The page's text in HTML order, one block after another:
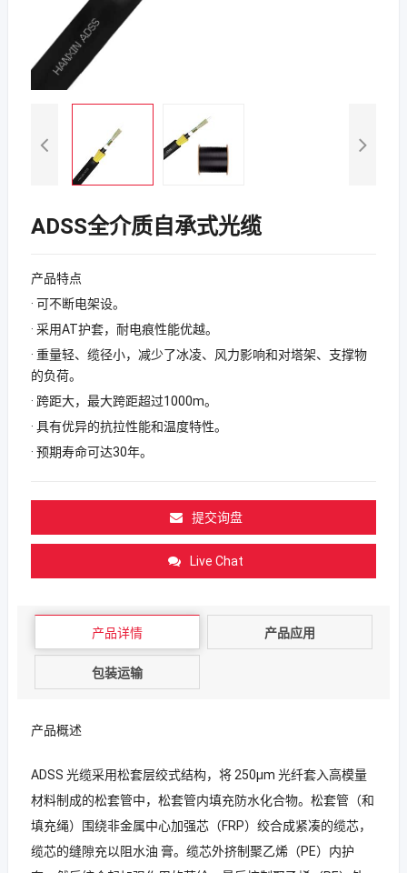
ADSS全介质自承式光缆
产品特点
· 可不断电架设。
· 采用AT护套，耐电痕性能优越。
· 重量轻、缆径小，减少了冰凌、风力影响和对塔架、支撑物
的负荷。
· 跨距大，最大跨距超过1000m。
· 具有优异的抗拉性能和温度特性。
· 预期寿命可达30年。
提交询盘
Live Chat
产品详情 产品应用
包装运输
产品概述
ADSS 光缆采用松套层绞式结构，将 250μm 光纤套入高模量
材料制成的松套管中，松套管内填充防水化合物。松套管（和
填充绳）围绕非金属中心加强芯（FRP）绞合成紧凑的缆芯，
缆芯的缝隙充以阻水油 膏。缆芯外挤制聚乙烯（PE）内护